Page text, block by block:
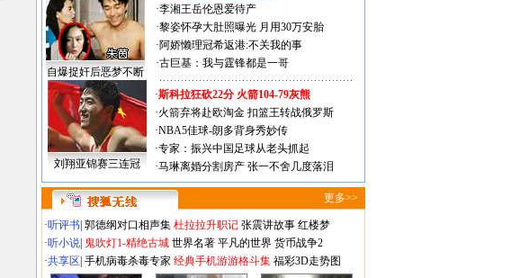
自爆捉奸后恶梦不断
·李湘王岳伦恩爱待产
·黎姿怀孕大肚照曝光 月用30万安胎
·阿娇懒理冠希返港:不关我的事
·古巨基：我与霆锋都是一哥
刘翔亚锦赛三连冠
·斯科拉狂砍22分 火箭104-79灰熊
·火箭弃将赴欧淘金 扣篮王转战俄罗斯
·NBA5佳球-朗多背身秀妙传
·专家：振兴中国足球从老头抓起
·马琳离婚分割房产 张一不舍几度落泪
更多>>
·听评书 郭德纲对口相声集 杜拉拉升职记 张震讲故事 红楼梦
·听小说 鬼吹灯1-精绝古城 世界名著 平凡的世界 货币战争2
·共享区 手机病毒杀毒专家 经典手机游游格斗集 福彩3D走势图